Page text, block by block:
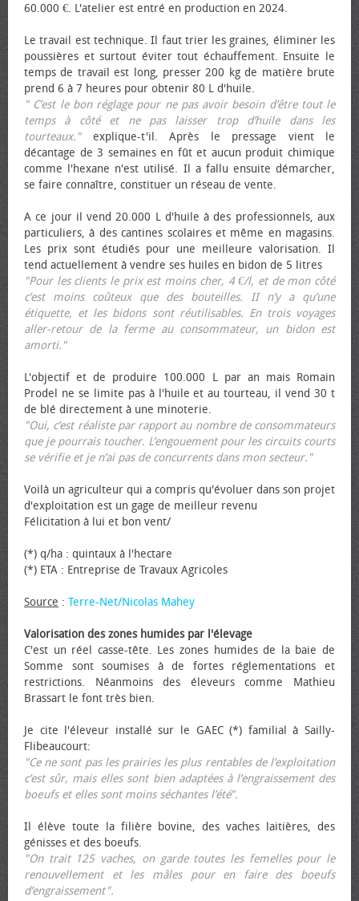
60.000 €. L'atelier est entré en production en 2024.
Le travail est technique. Il faut trier les graines, éliminer les
poussières et surtout éviter tout échauffement. Ensuite le
temps de travail est long, presser 200 kg de matière brute
prend 6 à 7 heures pour obtenir 80 L d'huile.
" C’est le bon réglage pour ne pas avoir besoin d’être tout le
temps à côté et ne pas laisser trop d’huile dans les
tourteaux."explique-t'il. Après le pressage vient le
décantage de 3 semaines en fût et aucun produit chimique
comme l'hexane n'est utilisé. Il a fallu ensuite démarcher,
se faire connaître, constituer un réseau de vente.
A ce jour il vend 20.000 L d'huile à des professionnels, aux
particuliers, à des cantines scolaires et même en magasins.
Les prix sont étudiés pour une meilleure valorisation. Il
tend actuellement à vendre ses huiles en bidon de 5 litres
"Pour les clients le prix est moins cher, 4 €/l, et de mon côté
c’est moins coûteux que des bouteilles. II n’y a qu’une
étiquette, et les bidons sont réutilisables. En trois voyages
aller-retour de la ferme au consommateur, un bidon est
amorti."
L'objectif et de produire 100.000 L par an mais Romain
Prodel ne se limite pas à l'huile et au tourteau, il vend 30 t
de blé directement à une minoterie.
"Oui, c’est réaliste par rapport au nombre de consommateurs
que je pourrais toucher. L’engouement pour les circuits courts
se vérifie et je n’ai pas de concurrents dans mon secteur."
Voilà un agriculteur qui a compris qu'évoluer dans son projet
d'exploitation est un gage de meilleur revenu
Félicitation à lui et bon vent/
(*) q/ha : quintaux à l'hectare
(*) ETA : Entreprise de Travaux Agricoles
Source : Terre-Net/Nicolas Mahey
Valorisation des zones humides par l'élevage
C'est un réel casse-tête. Les zones humides de la baie de
Somme sont soumises à de fortes réglementations et
restrictions. Néanmoins des éleveurs comme Mathieu
Brassart le font très bien.
Je cite l'éleveur installé sur le GAEC (*) familial à Sailly-
Flibeaucourt:
"Ce ne sont pas les prairies les plus rentables de l’exploitation
c’est sûr, mais elles sont bien adaptées à l’engraissement des
bœufs et elles sont moins séchantes l’été".
Il élève toute la filière bovine, des vaches laitières, des
génisses et des bœufs.
"On trait 125 vaches, on garde toutes les femelles pour le
renouvellement et les mâles pour en faire des bœufs
d’engraissement".